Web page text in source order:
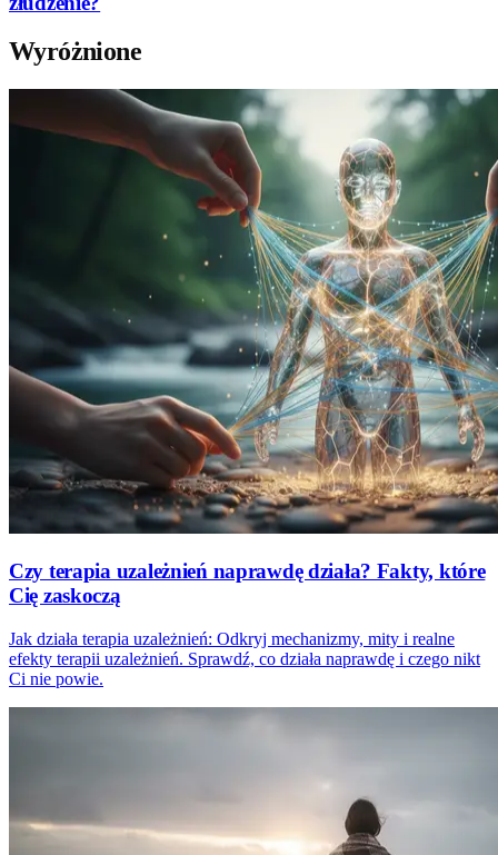
Wyróżnione
Czy terapia uzależnień naprawdę działa? Fakty, które
Cię zaskoczą
Jak działa terapia uzależnień: Odkryj mechanizmy, mity i realne
efekty terapii uzależnień. Sprawdź, co działa naprawdę i czego nikt
Ci nie powie.